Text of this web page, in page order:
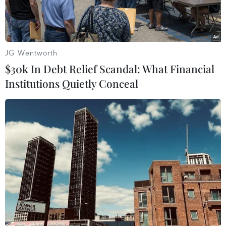
lưu trữ-xử lý hình ảnh y học, triển khai các kỹ thuật
cao trong thực hành.
Các đại biểu tham quan đơn vị đào tạo tại Trường Đại học Y
dược Thành phố Hồ Chí Minh. (Ảnh: PV/Vietnam+)
JG Wentworth
$30k In Debt Relief Scandal: What Financial
Institutions Quietly Conceal